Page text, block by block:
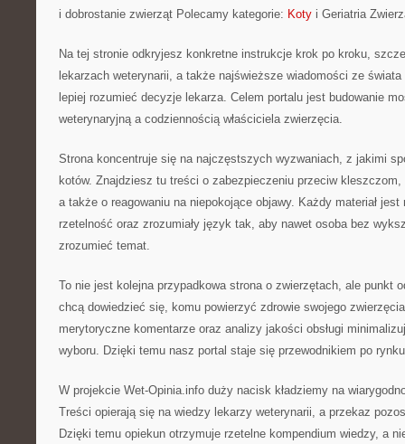
i dobrostanie zwierząt Polecamy kategorie: Koty i Geriatria
Na tej stronie odkryjesz konkretne instrukcje krok po kroku,
lekarzach weterynarii, a także najświeższe wiadomości ze
lepiej rozumieć decyzje lekarza. Celem portalu jest budowanie
weterynaryjną a codziennością właściciela zwierzęcia.
Strona koncentruje się na najczęstszych wyzwaniach, z jakimi
kotów. Znajdziesz tu treści o zabezpieczeniu przeciw
a także o reagowaniu na niepokojące objawy. Każdy materiał
rzetelność oraz zrozumiały język tak, aby nawet osoba bez
zrozumieć temat.
To nie jest kolejna przypadkowa strona o zwierzętach, ale punkt
chcą dowiedzieć się, komu powierzyć zdrowie swojego
merytoryczne komentarze oraz analizy jakości obsługi
wyboru. Dzięki temu nasz portal staje się przewodnikiem po
W projekcie Wet-Opinia.info duży nacisk kładziemy na
Treści opierają się na wiedzy lekarzy weterynarii, a przekaz
Dzięki temu opiekun otrzymuje rzetelne kompendium wiedzy, a